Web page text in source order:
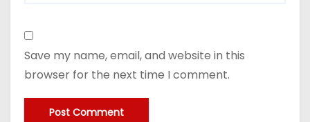
Save my name, email, and website in this
browser for the next time I comment.